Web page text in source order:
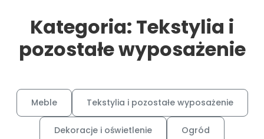
Kategoria: Tekstylia i
pozostałe wyposażenie
Meble Tekstylia i pozostałe wyposażenie
Dekoracje i oświetlenie Ogród